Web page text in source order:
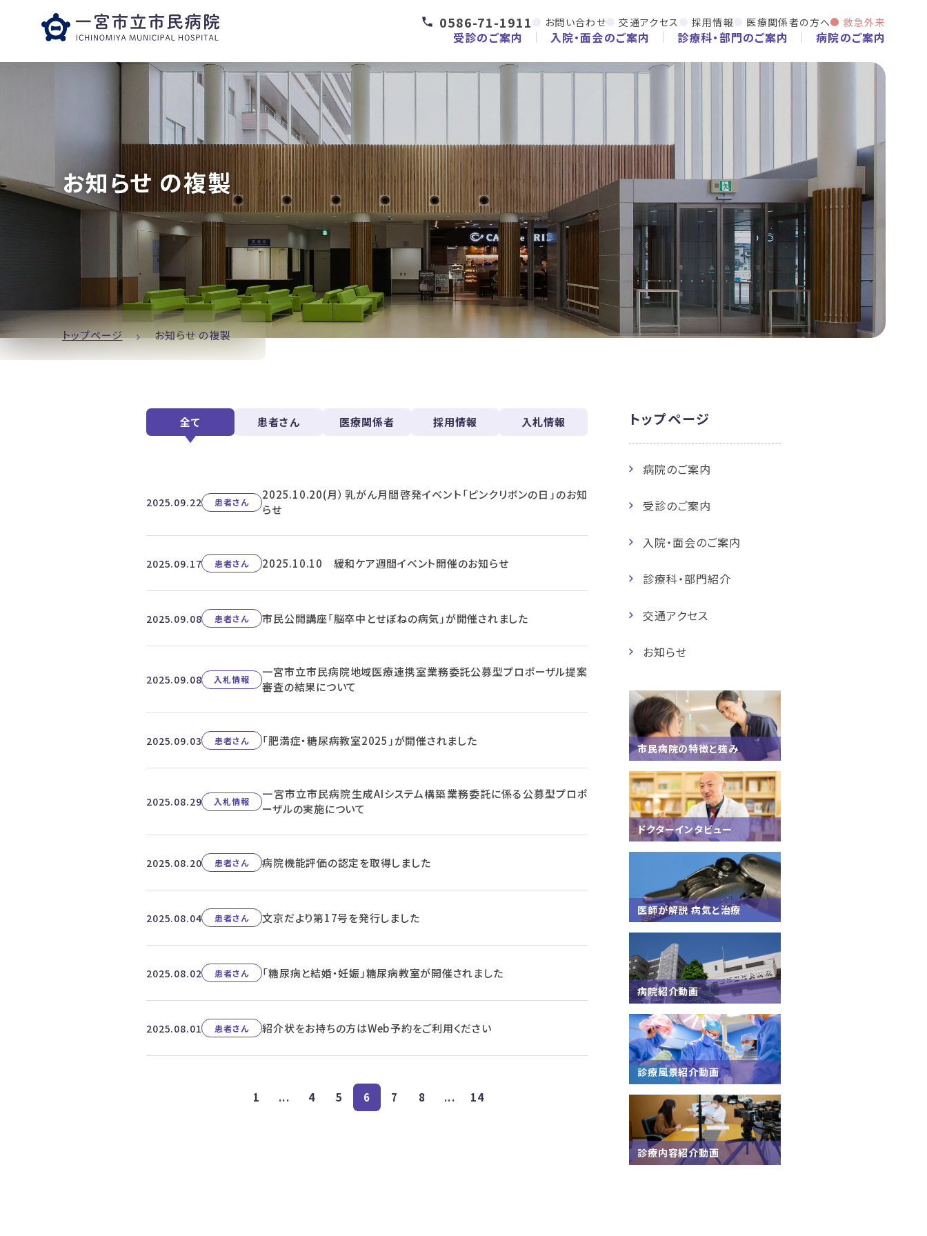
0586-71-1911 お問い合わせ 交通アクセス 採用情報 医療関係者の方へ 救急外来
受診のご案内 入院・面会のご案内 診療科・部門のご案内 病院のご案内
お知らせ の複製
トップページ お知らせ の複製
全て 患者さん 医療関係者 採用情報 入札情報
2025.09.22 患者さん
2025.10.20(月）乳がん月間啓発イベント「ピンクリボンの日」のお知
らせ
2025.09.17 患者さん 2025.10.10 緩和ケア週間イベント開催のお知らせ
2025.09.08 患者さん 市民公開講座「脳卒中とせぼねの病気」が開催されました
2025.09.08 入札情報
一宮市立市民病院地域医療連携室業務委託公募型プロポーザル提案
審査の結果について
2025.09.03 患者さん 「肥満症・糖尿病教室2025」が開催されました
2025.08.29 入札情報
一宮市立市民病院生成AIシステム構築業務委託に係る公募型プロポ
ーザルの実施について
2025.08.20 患者さん 病院機能評価の認定を取得しました
2025.08.04 患者さん 文京だより第17号を発行しました
2025.08.02 患者さん 「糖尿病と結婚・妊娠」糖尿病教室が開催されました
2025.08.01 患者さん 紹介状をお持ちの方はWeb予約をご利用ください
1 ... 4 5 6 7 8 ... 14
トップページ
病院のご案内
受診のご案内
入院・面会のご案内
診療科・部門紹介
交通アクセス
お知らせ
市民病院の特徴と強み
ドクターインタビュー
医師が解説 病気と治療
病院紹介動画
診療風景紹介動画
診療内容紹介動画